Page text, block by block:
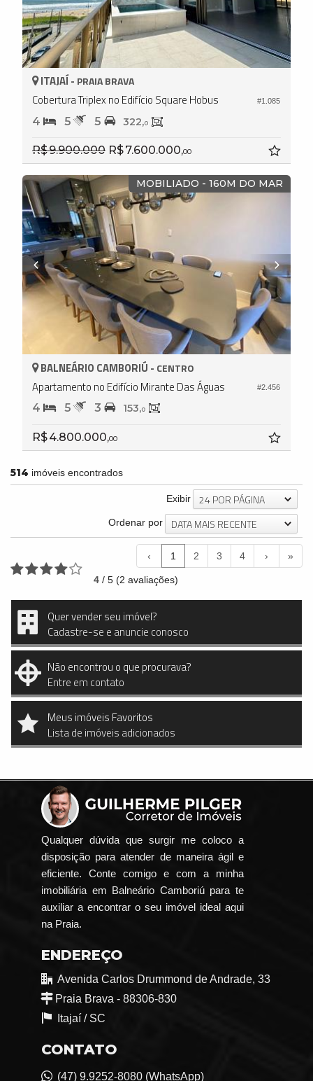
#1.085
ITAJAÍ - PRAIA BRAVA
Cobertura Triplex no Edifício Square Hobus
4 5 5 322,0
R$ 9.900.000 R$ 7.600.000,00
MOBILIADO - 160M DO MAR
#2.456
BALNEÁRIO CAMBORIÚ - CENTRO
Apartamento no Edifício Mirante Das Águas
4 5 3 153,0
R$ 4.800.000,00
514 imóveis encontrados
Exibir 24 POR PÁGINA
Ordenar por DATA MAIS RECENTE
‹ 1 2 3 4 › »
4 / 5 (2 avaliações)
Quer vender seu imóvel?
Cadastre-se e anuncie conosco
Não encontrou o que procurava?
Entre em contato
Meus imóveis Favoritos
Lista de imóveis adicionados
Qualquer dúvida que surgir me coloco a
disposição para atender de maneira ágil e
eficiente. Conte comigo e com a minha
imobiliária em Balneário Camboriú para te
auxiliar a encontrar o seu imóvel ideal aqui
na Praia.
ENDEREÇO
Avenida Carlos Drummond de Andrade, 33
Praia Brava - 88306-830
Itajaí / SC
CONTATO
(47) 9.9252-8080 (WhatsApp)